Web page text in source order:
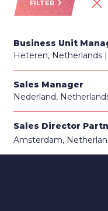
FILTER
Business Unit
Heteren, Netherlands
Sales Manager
Nederland,
Sales Director
Amsterdam,